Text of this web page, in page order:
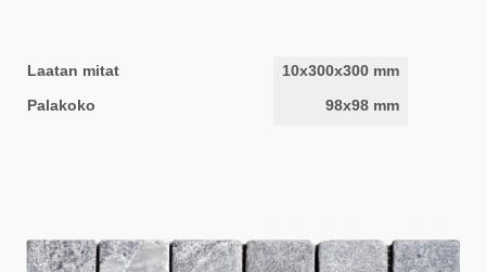
Laatan mitat
10x300x300 mm
Palakoko
98x98 mm